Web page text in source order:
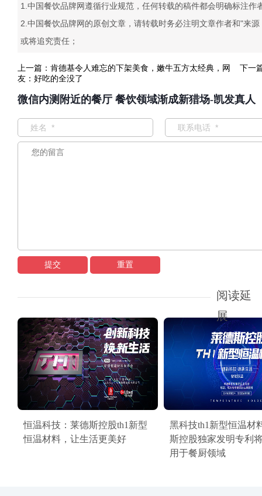
1.中国餐饮品牌网遵循行业规范，任何转载的稿件都会明确标注作
2.中国餐饮品牌网的原创文章，请转载时务必注明文章作者和"来
或将追究责任；
上一篇： 肯德基令人难忘的下架美食，嫩牛五方太经典，网
友：好吃的全没了
下一
微信内测附近的餐厅 餐饮领域渐成新猎场-凯发真人
提交 重置
阅读延
展
恒温科技：莱德斯控股th1新型
恒温材料，让生活更美好
黑科技th1新型恒温材
斯控股独家发明专利
用于餐厨领域